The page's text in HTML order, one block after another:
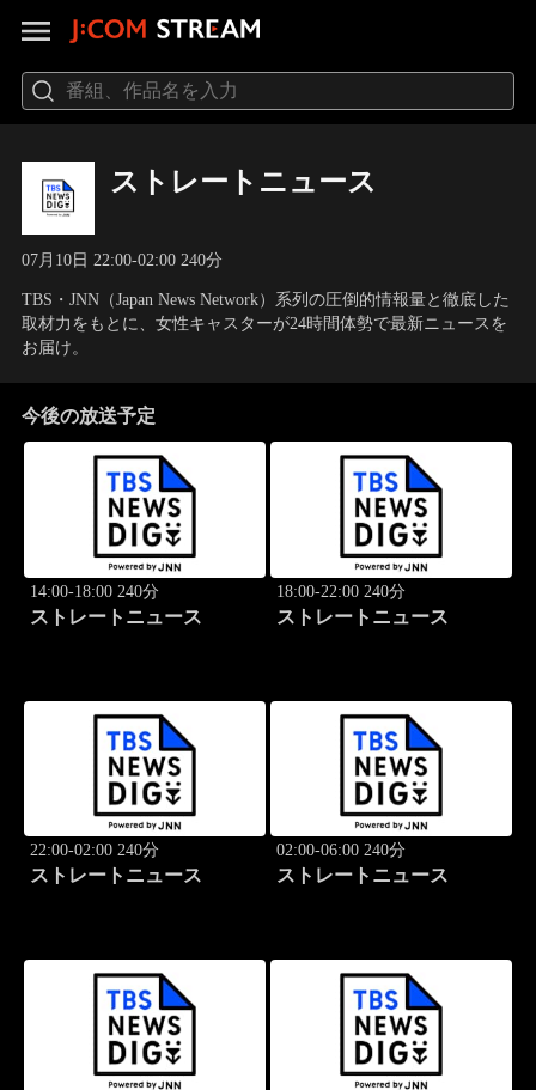
ストレートニュース
07月10日 22:00-02:00 240分
TBS・JNN（Japan News Network）系列の圧倒的情報量と徹底した
取材力をもとに、女性キャスターが24時間体勢で最新ニュースを
お届け。
今後の放送予定
14:00-18:00 240分
ストレートニュース
18:00-22:00 240分
ストレートニュース
22:00-02:00 240分
ストレートニュース
02:00-06:00 240分
ストレートニュース